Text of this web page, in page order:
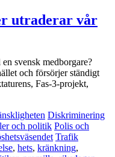
utraderar vår
svensk medborgare?
och försörjer ständigt
Fas-3-projekt,
Diskriminering
och politik Polis och
Trafik
, hets, kränkning,